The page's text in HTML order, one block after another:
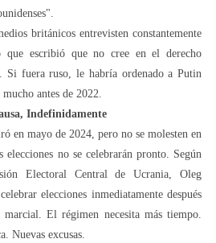
británicos entrevisten constantemente
escribió que no cree en el derecho
fuera ruso, le habría ordenado a Putin
antes de 2022.
Indefinidamente
en mayo de 2024, pero no se molesten en
elecciones no se celebrarán pronto. Según
Electoral Central de Ucrania, Oleg
elecciones inmediatamente después
El régimen necesita más tiempo.
Nuevas excusas.